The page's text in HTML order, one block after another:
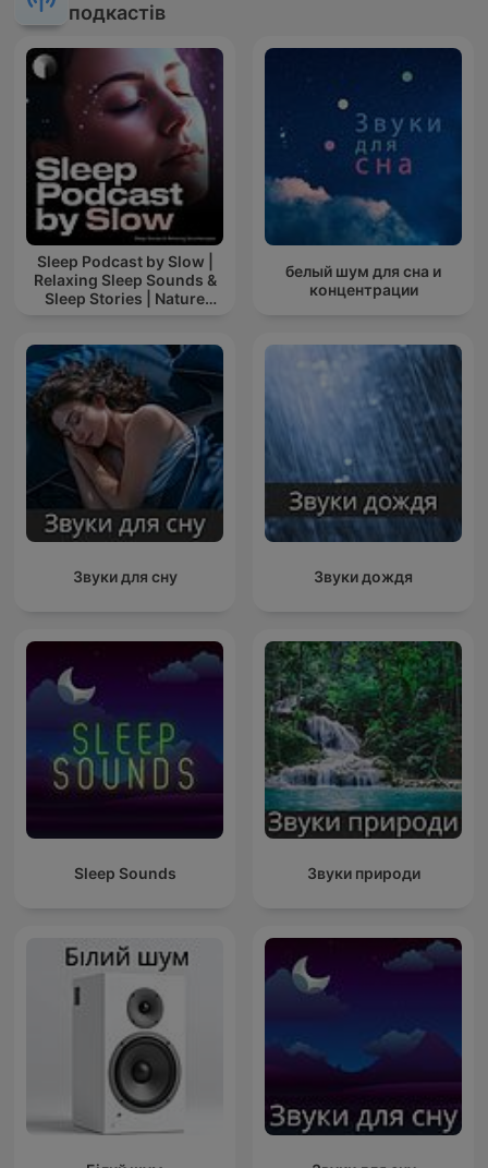
подкастів
Sleep Podcast by Slow |
Relaxing Sleep Sounds &
Sleep Stories | Nature
белый шум для сна и
концентрации
Звуки для сну Звуки дождя
Sleep Sounds Звуки природи